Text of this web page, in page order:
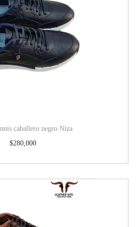
caballero negro Niza
$280,000